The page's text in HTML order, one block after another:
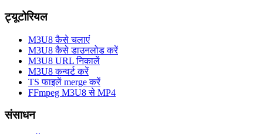
ट्यूटोरियल
M3U8 कैसे चलाएं
M3U8 कैसे डाउनलोड करें
M3U8 URL निकालें
M3U8 कन्वर्ट करें
TS फाइलें merge करें
FFmpeg M3U8 से MP4
संसाधन